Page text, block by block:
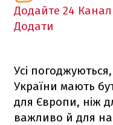
Додайте 24
Додати
Усі
України мають
для Європи, ніж
важливо й для